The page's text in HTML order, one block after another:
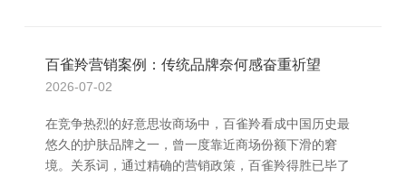
百雀羚营销案例：传统品牌奈何感奋重祈望
2026-07-02
在竞争热烈的好意思妆商场中，百雀羚看成中国历史最
悠久的护肤品牌之一，曾一度靠近商场份额下滑的窘
境。关系词，通过精确的营销政策，百雀羚得胜已毕了